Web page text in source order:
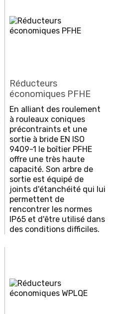
Réducteurs
économiques PFHE
En alliant des roulement
à rouleaux coniques
précontraints et une
sortie à bride EN ISO
9409-1 le boîtier PFHE
offre une très haute
capacité. Son arbre de
sortie est équipé de
joints d'étanchéité qui lui
permettent de
rencontrer les normes
IP65 et d'être utilisé dans
des conditions difficiles.